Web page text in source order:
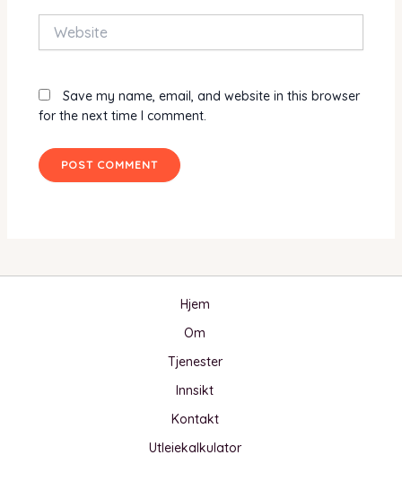
Website
Save my name, email, and website in this browser
for the next time I comment.
Hjem
Om
Tjenester
Innsikt
Kontakt
Utleiekalkulator